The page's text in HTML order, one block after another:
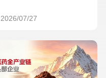
2026/07/27